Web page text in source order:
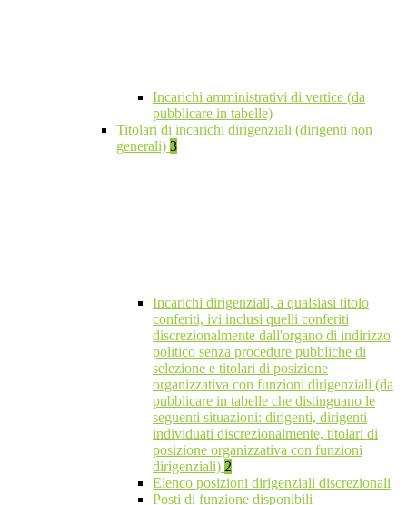
Incarichi amministrativi di vertice (da
pubblicare in tabelle)
Titolari di incarichi dirigenziali (dirigenti non
generali) 3
Incarichi dirigenziali, a qualsiasi titolo
conferiti, ivi inclusi quelli conferiti
discrezionalmente dall'organo di indirizzo
politico senza procedure pubbliche di
selezione e titolari di posizione
organizzativa con funzioni dirigenziali (da
pubblicare in tabelle che distinguano le
seguenti situazioni: dirigenti, dirigenti
individuati discrezionalmente, titolari di
posizione organizzativa con funzioni
dirigenziali) 2
Elenco posizioni dirigenziali discrezionali
Posti di funzione disponibili